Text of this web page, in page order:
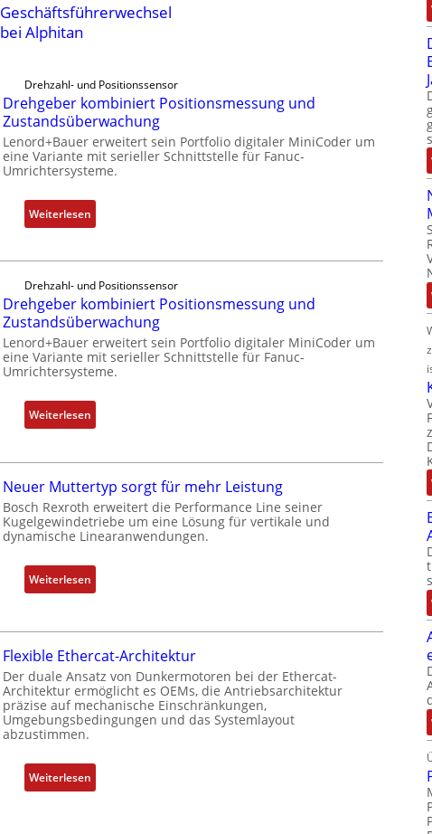
Geschäftsführerwechsel
bei Alphitan
Drehzahl- und Positionssensor
Drehgeber kombiniert Positionsmessung und
Zustandsüberwachung
Lenord+Bauer erweitert sein Portfolio digitaler MiniCoder um
eine Variante mit serieller Schnittstelle für Fanuc-
Umrichtersysteme.
Weiterlesen:
D
h
g
e
b
e
k
o
b
i
e
P
s
i
i
o
n
m
e
Drehzahl- und Positionssensor
Drehgeber kombiniert Positionsmessung und
Zustandsüberwachung
Lenord+Bauer erweitert sein Portfolio digitaler MiniCoder um
eine Variante mit serieller Schnittstelle für Fanuc-
Umrichtersysteme.
Weiterlesen:
D
h
g
e
e
r
b
i
n
i
t
P
Neuer Muttertyp sorgt für mehr Leistung
Bosch Rexroth erweitert die Performance Line seiner
Kugelgewindetriebe um eine Lösung für vertikale und
dynamische Linearanwendungen.
Weiterlesen:
N
u
e
r
M
u
e
r
Flexible Ethercat-Architektur
Der duale Ansatz von Dunkermotoren bei der Ethercat-
Architektur ermöglicht es OEMs, die Antriebsarchitektur
präzise auf mechanische Einschränkungen,
Umgebungsbedingungen und das Systemlayout
abzustimmen.
Weiterlesen:
F